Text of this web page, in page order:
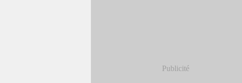
Publicité